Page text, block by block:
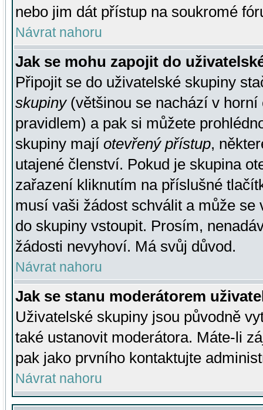
nebo jim dát přístup na soukromé
Návrat nahoru
Jak se mohu zapojit do
Připojit se do uživatelské skupiny
skupiny(většinou se nachází v horní
pravidlem) a pak si můžete
skupiny mají otevřený přístup,
utajené členství. Pokud je skupina
zařazení kliknutím na příslušné
musí vaši žádost schválit a může se
do skupiny vstoupit. Prosím,
žádosti nevyhoví. Má svůj důvod.
Návrat nahoru
Jak se stanu moderátorem
Uživatelské skupiny jsou původně
také ustanovit moderátora. Máte-li
pak jako prvního kontaktujte
Návrat nahoru